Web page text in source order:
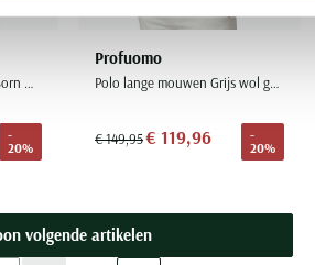
Anton polo lange mouw Born with Appetite merinowol grijs
-
20%
Profuomo
Polo lange mouwen Grijs wol gebreid
€ 149,95€ 119,96
-
20%
volgende artikelen